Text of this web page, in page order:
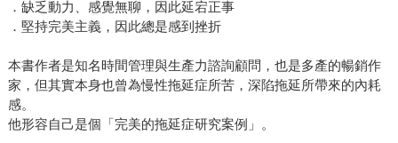
．缺乏動力、感覺無聊，因此延宕正事
．堅持完美主義，因此總是感到挫折
本書作者是知名時間管理與生產力諮詢顧問，也是多產的暢銷作
家，但其實本身也曾為慢性拖延症所苦，深陷拖延所帶來的內耗
感。
他形容自己是個「完美的拖延症研究案例」。